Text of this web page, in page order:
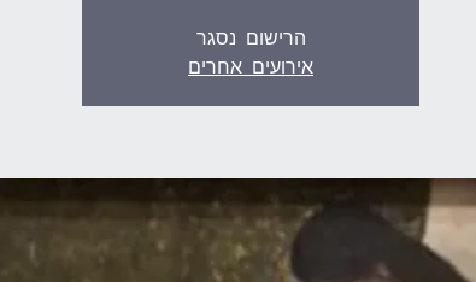
הרישום נסגר
אירועים אחרים